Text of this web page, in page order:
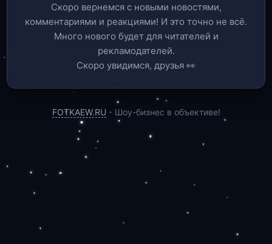
Скоро вернемся c новыми новостями,
комментариями и реакциями! И это точно не всё.
Много нового будет для читателей и
рекламодателей.
Скоро увидимся, друзья 👀
FOTKAEW.RU - Шоу-бизнес в объективе!